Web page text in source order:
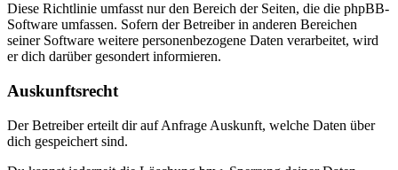
Diese Richtlinie umfasst nur den Bereich der Seiten, die die phpBB-
Software umfassen. Sofern der Betreiber in anderen Bereichen
seiner Software weitere personenbezogene Daten verarbeitet, wird
er dich darüber gesondert informieren.
Auskunftsrecht
Der Betreiber erteilt dir auf Anfrage Auskunft, welche Daten über
dich gespeichert sind.